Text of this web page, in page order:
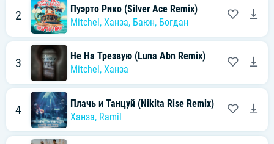
2
Пуэрто Рико (Silver Ace Remix)
Mitchel, Ханза, Баюн, Богдан
3
Не На Трезвую (Luna Abn Remix)
Mitchel , Ханза
4
Плачь и Танцуй (Nikita Rise Remix)
Ханза, Ramil